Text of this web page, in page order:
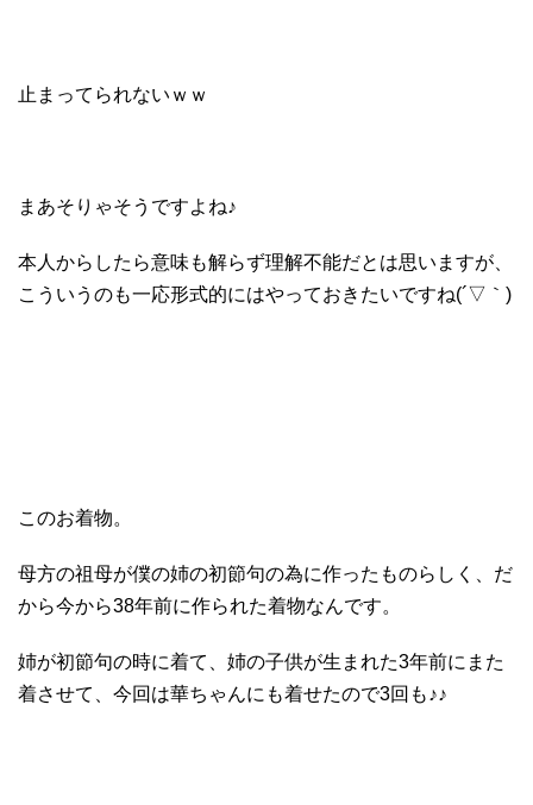
止まってられないｗｗ
まあそりゃそうですよね♪
本人からしたら意味も解らず理解不能だとは思いますが、
こういうのも一応形式的にはやっておきたいですね(´▽｀)
このお着物。
母方の祖母が僕の姉の初節句の為に作ったものらしく、だ
から今から38年前に作られた着物なんです。
姉が初節句の時に着て、姉の子供が生まれた3年前にまた
着させて、今回は華ちゃんにも着せたので3回も♪♪